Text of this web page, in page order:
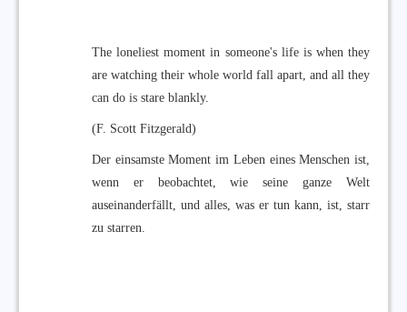
The loneliest moment in someone's life is when they
are watching their whole world fall apart, and all they
can do is stare blankly.
(F. Scott Fitzgerald)
Der einsamste Moment im Leben eines Menschen ist,
wenn er beobachtet, wie seine ganze Welt
auseinanderfällt, und alles, was er tun kann, ist, starr
zu starren.